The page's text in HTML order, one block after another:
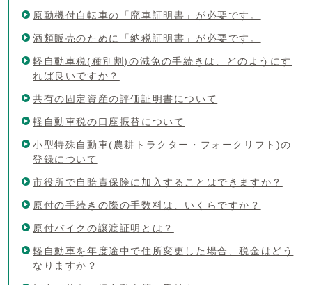
原動機付自転車の「廃車証明書」が必要です。
酒類販売のために「納税証明書」が必要です。
軽自動車税(種別割)の減免の手続きは、どのようにす
れば良いですか？
共有の固定資産の評価証明書について
軽自動車税の口座振替について
小型特殊自動車(農耕トラクター・フォークリフト)の
登録について
市役所で自賠責保険に加入することはできますか？
原付の手続きの際の手数料は、いくらですか？
原付バイクの譲渡証明とは？
軽自動車を年度途中で住所変更した場合、税金はどう
なりますか？